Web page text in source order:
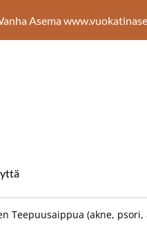
Asema
Teepuusaippua (akne, psori,